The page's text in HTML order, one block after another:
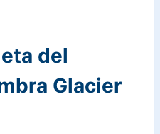
del
Glacier